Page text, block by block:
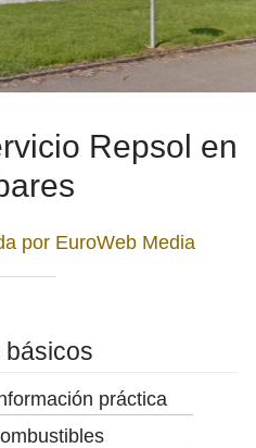
Repsol en
por EuroWeb Media
básicos
práctica